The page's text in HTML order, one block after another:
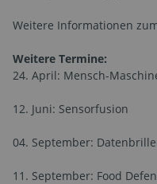
Weitere Informationen
Weitere Termine:
24. April: Mensch-
12. Juni: Sensorfusion
04. September:
11. September: Food